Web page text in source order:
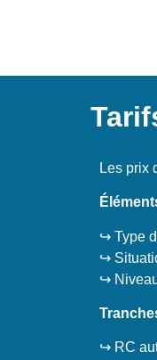
Les prix
↪️ Type
↪️
↪️
↪️ RC